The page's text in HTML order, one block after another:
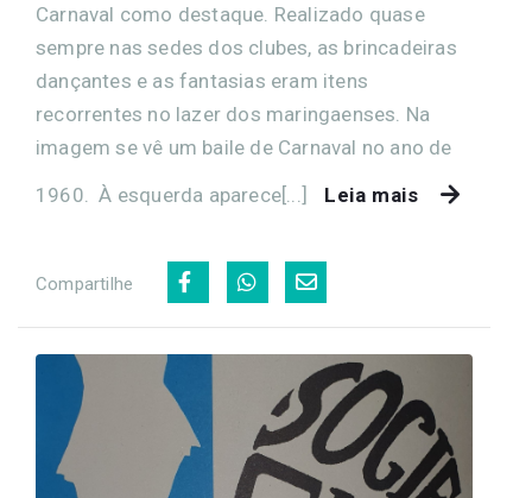
Carnaval como destaque. Realizado quase
sempre nas sedes dos clubes, as brincadeiras
dançantes e as fantasias eram itens
recorrentes no lazer dos maringaenses. Na
imagem se vê um baile de Carnaval no ano de
1960. À esquerda aparece[...]
Leia mais
Compartilhe